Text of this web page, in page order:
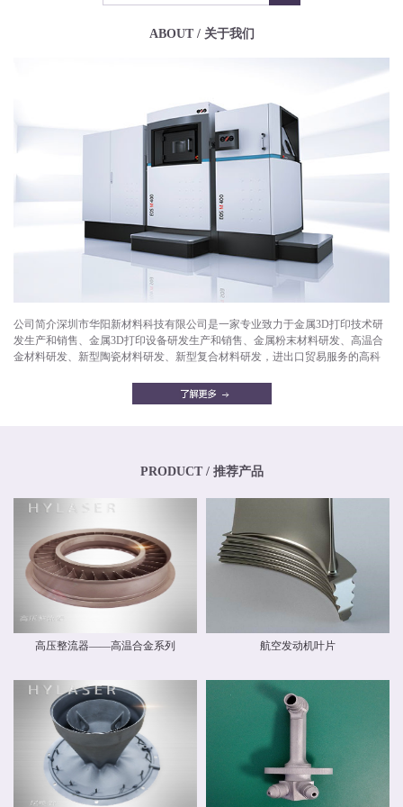
ABOUT / 关于我们
公司简介深圳市华阳新材料科技有限公司是一家专业致力于金属3D打印技术研
发生产和销售、金属3D打印设备研发生产和销售、金属粉末材料研发、高温合
金材料研发、新型陶瓷材料研发、新型复合材料研发，进出口贸易服务的高科
油喷嘴，减重机箱，散热器，异形件，模具，工艺品等。华阳新材料拥有一支
专业化、年轻化的技术团队，其骨干均为博士、硕士，其中博士生比例超过
联合研发合作关系。华阳新材料具有高素质人才的研发中心，，拥有一流的跨
检测设备，能够对材料物理力学性能、化学性能及疲劳损伤进行检测，能分析
材料化学成分、分析金属及金属间化合物的分布、分析晶体和晶界组织。 华阳
新材料现有激光专业级金属3D打印设备多台。公司具有ISO9001质量体系认
证，具备完整的质量管理体系。公司战略华阳的价值理念是 创造价值，创新报
国 ；核心竞争力是持续创新、快速响应。我们根据客户需求开发新产品和系统
方案，提供可靠的质量和最好的服务，并降低客户成本。
PRODUCT / 推荐产品
高压整流器——高温合金系列 航空发动机叶片